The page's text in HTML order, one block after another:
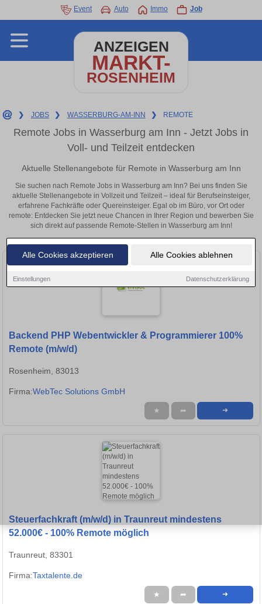
Alle Cookies akzeptieren Alle Cookies ablehnen
Einstellungen Datenschutzerklärung
Event Auto Immo Job
ANZEIGEN
MARKT-
ROSENHEIM
❯ JOBS ❯ WASSERBURG-AM-INN ❯ REMOTE
Remote Jobs in Wasserburg am Inn - Jetzt Jobs in
Voll- und Teilzeit entdecken
Aktuelle Stellenangebote für Remote in Wasserburg am Inn
Sie suchen nach Remote Jobs in Wasserburg am Inn? Bei uns finden Sie
aktuelle Stellenangebote in Vollzeit und Teilzeit – ideal für Berufseinsteiger,
erfahrene Fachkräfte oder Quereinsteiger. Egal ob im Büro, vor Ort oder
remote: Entdecken Sie jetzt neue Chancen in Ihrer Region und bewerben Sie
sich direkt auf passende Remote-Stellen in Wasserburg am Inn!
Backend PHP Webentwickler & Programmierer 100%
Remote (m/w/d)
Rosenheim, 83013
Firma:WebTec Solutions GmbH
★ ➦ ➜
Steuerfachkraft (m/w/d) in Traunreut mindestens
52.000€ - 100% Remote möglich
Traunreut, 83301
Firma:Taxtalente.de
★ ➦ ➜